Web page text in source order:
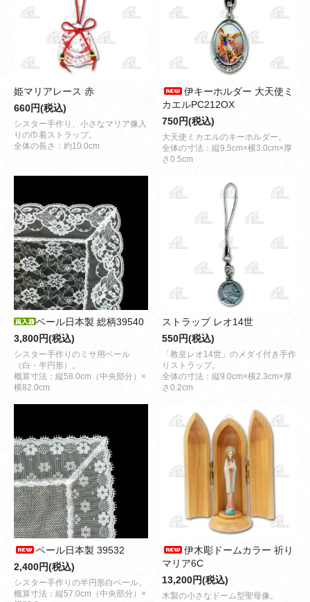
姫マリアレース 赤
660円(税込)
シスター手作り、小さなマリア像入
りの巾着ストラップ。
全体の長さ：約10.0cm
伊キーホルダー 大天使ミ
カエルPC212OX
750円(税込)
大天使ミカエルのキーホルダー。
全体の寸法：縦9.5cm×横3.0cm×厚
さ0.5cm
ベール日本製 総柄39540
3,800円(税込)
シスター手作りのミサ用ベール
（白・半円形）。
概算寸法：縦58.0cm（中央部分）×
横82.0cm
ストラップ レオ14世
550円(税込)
「教皇レオ14世」のメダイ付き手作
りストラップ。
全体の寸法：縦9.0cm×横2.3cm×厚
さ0.2cm
ベール日本製 39532
2,400円(税込)
シスター手作りの半円形白ベール。
概算寸法：縦57.0cm（中央部分）×
伊木彫ドームカラー 祈り
マリア6C
13,200円(税込)
木製の小さなドーム型聖母像。